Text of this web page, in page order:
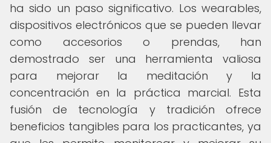
ha sido un paso significativo. Los wearables,
dispositivos electrónicos que se pueden llevar
como accesorios o prendas, han
demostrado ser una herramienta valiosa
para mejorar la meditación y la
concentración en la práctica marcial. Esta
fusión de tecnología y tradición ofrece
beneficios tangibles para los practicantes, ya